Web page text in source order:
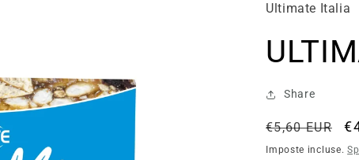
Ultimate Italia
Share
Prezzo
di
€5,60 EUR
Imposte incluse.